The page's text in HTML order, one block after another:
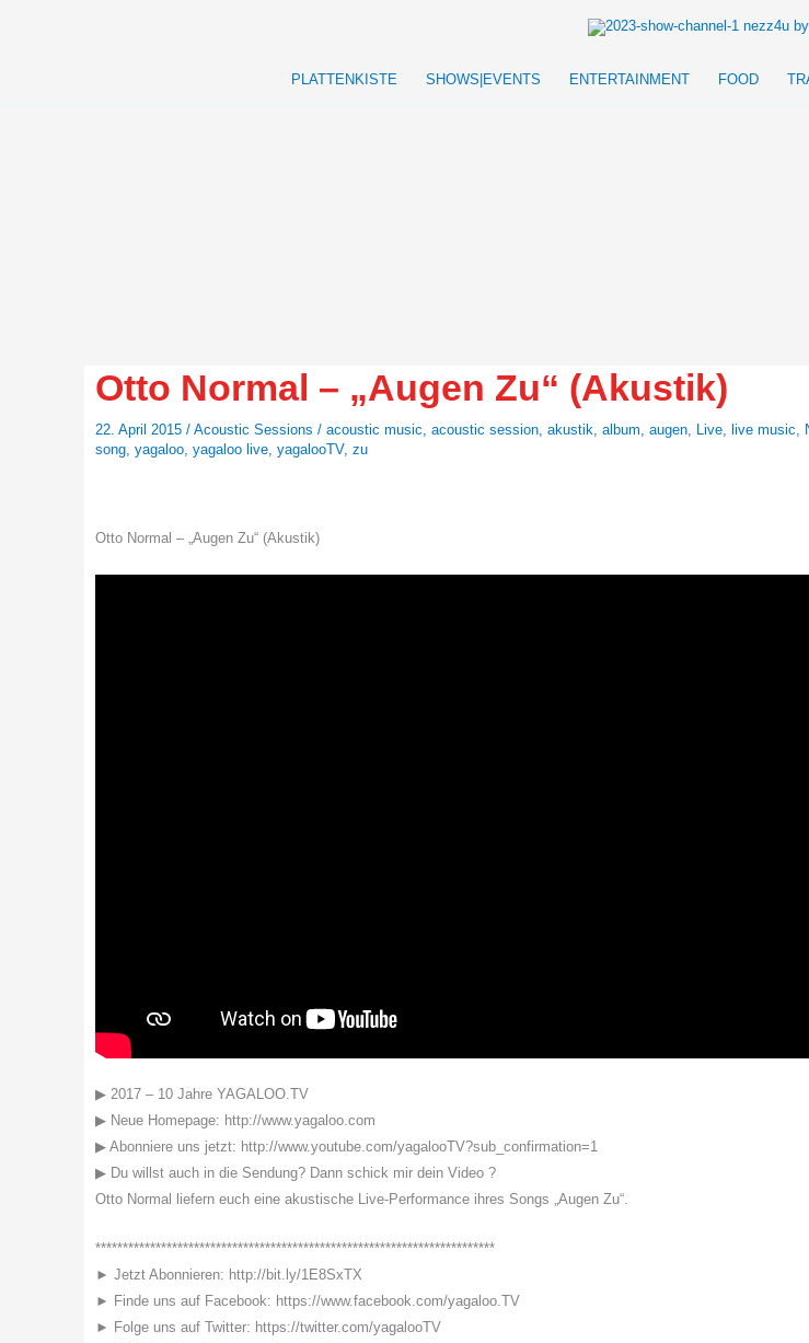
PLATTENKISTE
SHOWS|EVENTS ENTERTAINMENT FOOD
Otto Normal – „Augen Zu“ (Akustik)
22. April 2015 / Acoustic Sessions / acoustic music, acoustic session, akustik, album, augen, Live, live music,
song, yagaloo, yagaloo live, yagalooTV, zu
Otto Normal – „Augen Zu“ (Akustik)
▶ 2017 – 10 Jahre YAGALOO.TV
▶ Neue Homepage: http://www.yagaloo.com
▶ Abonniere uns jetzt: http://www.youtube.com/yagalooTV?sub_confirmation=1
▶ Du willst auch in die Sendung? Dann schick mir dein Video ?
Otto Normal liefern euch eine akustische Live-Performance ihres Songs „Augen Zu“.
*************************************************************************
► Jetzt Abonnieren: http://bit.ly/1E8SxTX
► Finde uns auf Facebook: https://www.facebook.com/yagaloo.TV
► Folge uns auf Twitter: https://twitter.com/yagalooTV